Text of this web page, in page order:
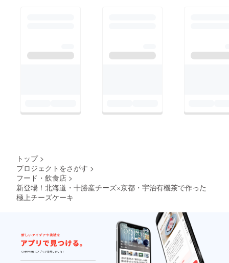
トップ >
プロジェクトをさがす >
フード・飲食店 >
新登場！北海道・十勝産チーズ×京都・宇治有機茶で作った
極上チーズケーキ